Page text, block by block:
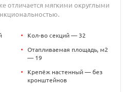
отличается мягкими округлыми
• Кол-во секций — 32
•
Отапливаемая площадь, м2
— 19
•
Крепёж настенный — без
кронштейнов